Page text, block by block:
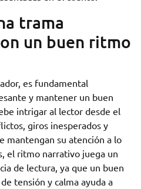
trama
un buen ritmo
es fundamental
y mantener un buen
intrigar al lector desde el
giros inesperados y
mantengan su atención a lo
el ritmo narrativo juega un
de lectura, ya que un buen
tensión y calma ayuda a